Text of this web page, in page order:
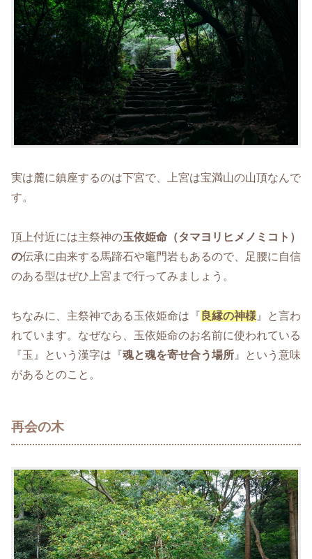
実は麓に鎮座するのは下宮で、上宮は宝満山の山頂なんで
す。
頂上付近には主祭神の玉依姫命（タマヨリヒメノミコト）
の伝承に由来する馬蹄石や竈門岩もあるので、足腰に自信
のある型はぜひ上宮まで行ってみましょう。
ちなみに、主祭神である玉依姫命は『 良縁の神様 』と言わ
れています。なぜなら、玉依姫命のお名前に使われている
『玉』という漢字は『魂と魂を寄せ合う場所 』という意味
があるとのこと。
再会の木